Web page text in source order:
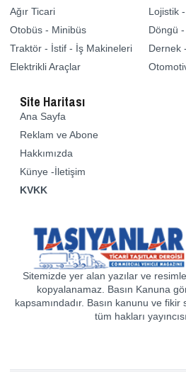
Ağır Ticari
Otobüs - Minibüs
Traktör - İstif - İş Makineleri
Elektrikli Araçlar
Lojistik
Döngü
Dernek
Site Haritası
Ana Sayfa
Reklam ve Abone
Hakkımızda
Künye -İletişim
KVKK
Sitemizde yer alan yazılar ve
kopyalanamaz. Basın Kanuna
kapsamındadır. Basın kanunu ve
tüm hakları